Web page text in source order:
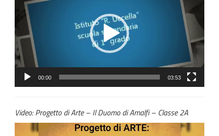
00:00 03:53
Video: Progetto di Arte – Il Duomo di Amalfi – Classe 2A